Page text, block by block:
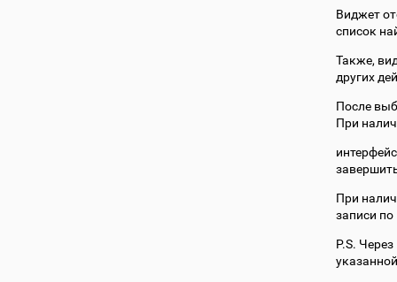
Виджет
список
Также,
других
После
При
При
записи
P.S.